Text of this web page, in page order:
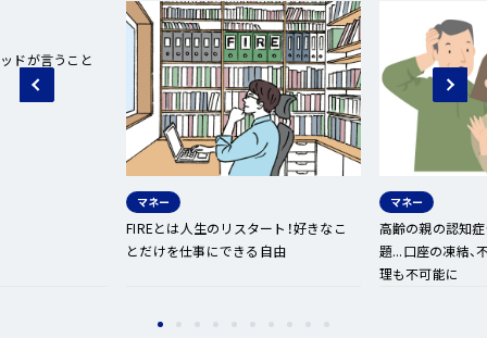
ャドが言うこと
マネー
FIREとは人生のリスタート！好きなこ
とだけを仕事にできる自由
マネー
高齢の親の認知
題...口座の凍結、
理も不可能に